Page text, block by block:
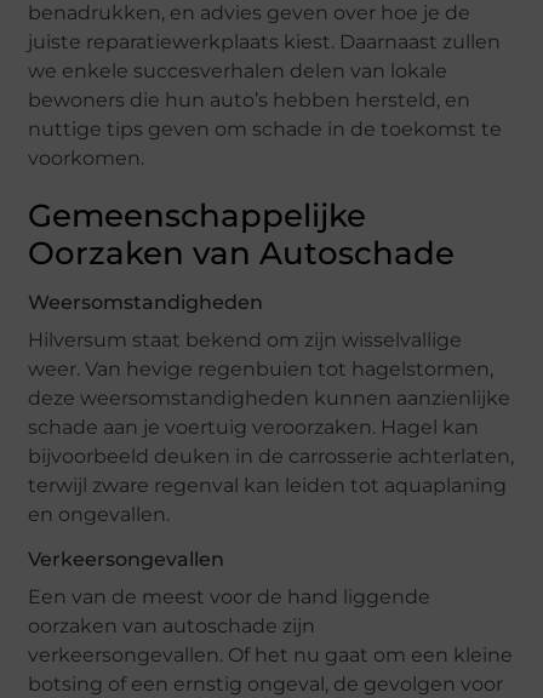
benadrukken, en advies geven over hoe je de
juiste reparatiewerkplaats kiest. Daarnaast zullen
we enkele succesverhalen delen van lokale
bewoners die hun auto’s hebben hersteld, en
nuttige tips geven om schade in de toekomst te
voorkomen.
Gemeenschappelijke
Oorzaken van Autoschade
Weersomstandigheden
Hilversum staat bekend om zijn wisselvallige
weer. Van hevige regenbuien tot hagelstormen,
deze weersomstandigheden kunnen aanzienlijke
schade aan je voertuig veroorzaken. Hagel kan
bijvoorbeeld deuken in de carrosserie achterlaten,
terwijl zware regenval kan leiden tot aquaplaning
en ongevallen.
Verkeersongevallen
Een van de meest voor de hand liggende
oorzaken van autoschade zijn
verkeersongevallen. Of het nu gaat om een kleine
botsing of een ernstig ongeval, de gevolgen voor